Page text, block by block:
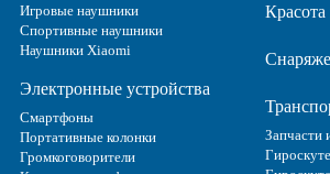
Игровые наушники
Спортивные наушники
Наушники Xiaomi
Электронные устройства
Смартфоны
Портативные колонки
Громкоговорители
Красота
Запчасти